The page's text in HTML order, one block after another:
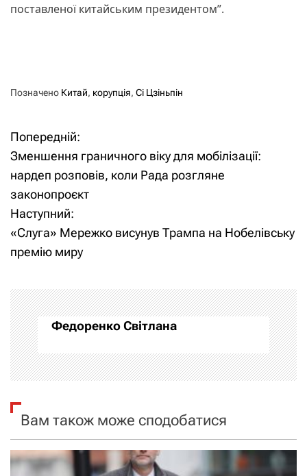
поставленої китайським президентом”.
Позначено Китай, корупція, Сі Цзіньпін
Н
а
в
і
г
а
ц
і
я
з
а
п
Попередній:
Зменшення граничного віку для мобілізації:
нардеп розповів, коли Рада розгляне
законопроєкт
Наступний:
«Слуга» Мережко висунув Трампа на Нобелівську
премію миру
Федоренко Світлана
Вам також може сподобатися